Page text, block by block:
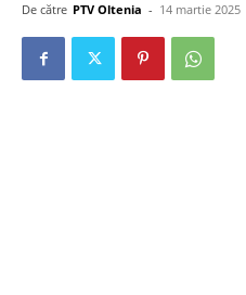
De către PTV Oltenia - 14 martie 2025